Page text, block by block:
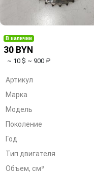
В наличии
30 BYN
~ 10 $ ~ 900 ₽
Артикул
Марка
Модель
Поколение
Год
Тип двигателя
Объем, см³